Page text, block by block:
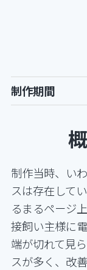
制作期間
制作当時、い
スは存在して
るまるページ
接飼い主様に
端が切れて見
スが多く、改